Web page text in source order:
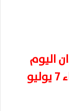
اليوم